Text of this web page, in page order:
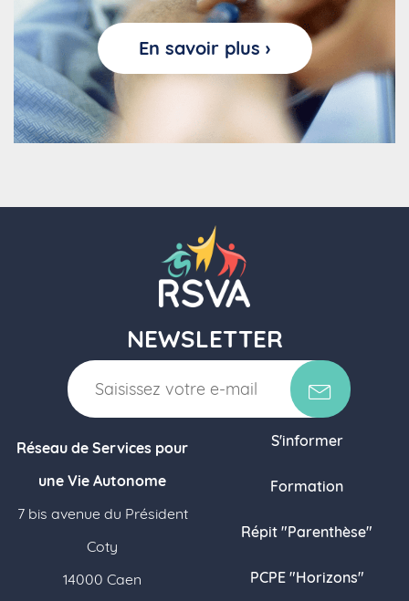
En savoir plus ›
NEWSLETTER
Réseau de Services pour
une Vie Autonome
7 bis avenue du Président
Coty
14000 Caen
S'informer
Formation
Répit "Parenthèse"
PCPE "Horizons"